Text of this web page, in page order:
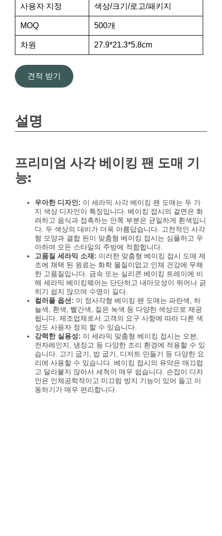
사용자 지정 색상/크기/로고/패키지
MOQ 500개
차원 27.9*21.3*5.8cm
견적 받기
설명
프리미엄 사각 베이킹 팬 도매 기
능:
우아한 디자인: 이 세라믹 사각 베이킹 팬 도매는 두 가
지 색상 디자인이 특징입니다. 베이킹 접시의 겉면은 화
려하고 음식과 접촉하는 안쪽 부분은 균일하게 흰색입니
다. 두 색상의 대비가 더욱 아름답습니다. 고전적인 사각
형 모양과 결합 된이 맞춤형 베이킹 접시는 심플하고 우
아하며 모든 스타일의 주방에 적합합니다.
고품질 세라믹 소재: 이러한 맞춤형 베이킹 접시 도매 제
조에 채택 된 원료는 화학 물질이없고 인체 건강에 무해
한 고품질입니다. 금속 또는 실리콘 베이킹 트레이에 비
해 세라믹 베이킹웨어는 단단하고 내마모성이 뛰어나 긁
히기 쉽지 않으며 수명이 길다.
컬러풀 옵션: 이 정사각형 베이킹 팬 도매는 파란색, 하
늘색, 흰색, 빨간색, 짙은 녹색 등 다양한 색상으로 제공
됩니다. 제조업체로서 고객의 요구 사항에 따라 다른 색
상도 사용자 정의 할 수 있습니다.
강력한 실용성: 이 세라믹 맞춤형 베이킹 접시는 오븐,
전자레인지, 냉장고 등 다양한 조리 환경에 적용할 수 있
습니다. 고기 굽기, 밥 굽기, 디저트 만들기 등 다양한 요
리에 사용할 수 있습니다. 베이킹 접시의 유약은 매끄럽
고 달라붙지 않아서 세척이 매우 쉽습니다. 손잡이 디자
인은 인체공학적이고 미끄럼 방지 기능이 있어 들고 이
동하기가 매우 편리합니다.